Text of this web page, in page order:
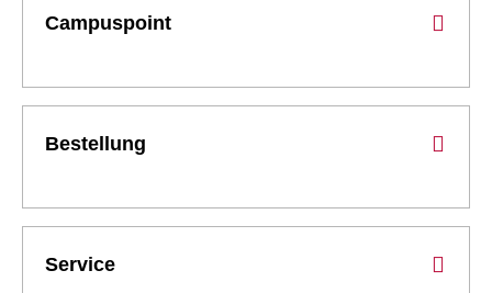
Campuspoint
Bestellung
Service